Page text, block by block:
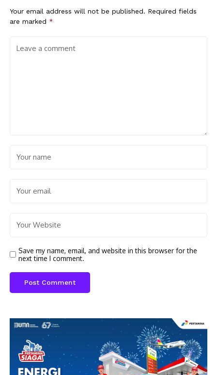
Your email address will not be published. Required fields
are marked *
Save my name, email, and website in this browser for the
next time I comment.